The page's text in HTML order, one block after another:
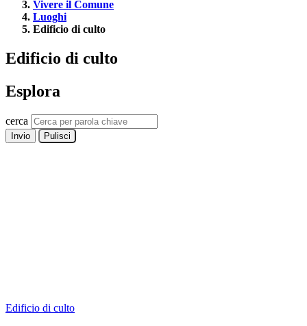
Vivere il Comune
Luoghi
Edificio di culto
Edificio di culto
Esplora
cerca
Invio Pulisci
Edificio di culto